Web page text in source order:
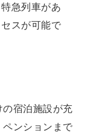
急列車があ
スが可能で
宿泊施設が充
ンションまで